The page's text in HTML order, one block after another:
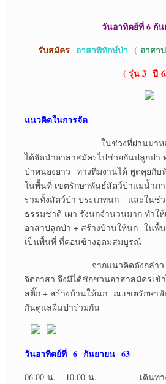
วันอาทิตย์ที่ 6 กั
รับสมัคร อาสาพิทักษ์ป่า ( อาสา
( รุ่น 3ปี
แนวคิดในการจัด
ในช่วงที่ผ่านมาหลังจาก
ได้จัดนำอาสาสมัครไปช่วยกันปลูกป่
ป่าหนองยาว ทางทีมงานได้ พูดคุยกับ
ในพื้นที่ เขตรักษาพันธ์สัตว์ป่าแม่น้ำภ
รวมทั้งสัตว์ป่า ประเภทนก และในช่ว
ธรรมชาติ เผา รังนกจำนวนมาก ทำใ
อาสาปลูกป่า + สร้างบ้านให้นก ในพื้
เป็นพื้นที่ ที่ค่อนข้างอุดมสมบูรณ์
จากแนวคิดดังกล่าว ทางก
จิตอาสา จึงมีได้ชักชวนอาสาสมัครเข้
สติ๊ก + สร้างบ้านให้นก ณ.เขตรักษา
กันดูแลผืนป่าร่วมกัน
วันอาทิตย์ที่6 กันยายน 63
06.00 น. – 10.00 น. เดินทาง